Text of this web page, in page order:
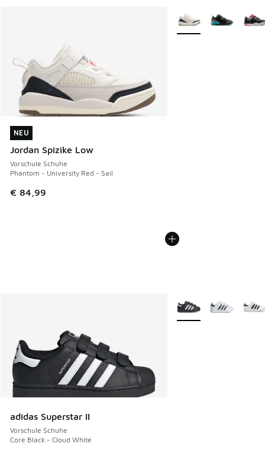
NEU
Jordan Spizike Low
Vorschule Schuhe
Phantom - University Red - Sail
€ 84,99
NEU
Weitere Farben
adidas Superstar II
Vorschule Schuhe
Core Black - Cloud White
Weitere Farben